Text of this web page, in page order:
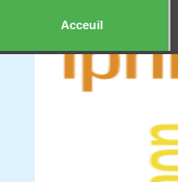
Acceuil